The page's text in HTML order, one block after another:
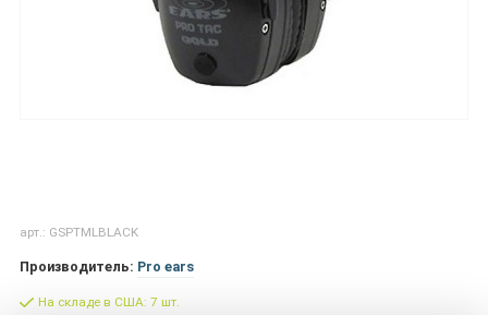
арт.: GSPTMLBLACK
Производитель: Pro ears
На складе в США: 7 шт.